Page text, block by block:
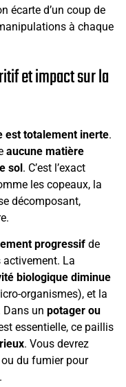
écarte d’un coup de
à chaque
et impact sur la
est totalement inerte.
aucune matière
sol. C’est l’exact
les copeaux, la
décomposant,
progressif de
activement. La
biologique diminue
organismes), et la
Dans un potager ou
essentielle, ce paillis
. Vous devrez
du fumier pour